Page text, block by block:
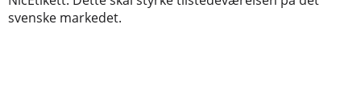
svenske markedet.